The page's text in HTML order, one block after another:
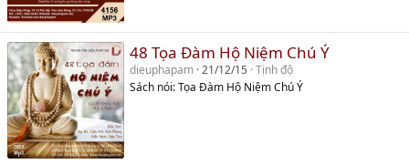
48 Tọa Đàm Hộ Niệm Chú Ý
dieuphapam 21/12/15 Tịnh độ
Sách nói: Tọa Đàm Hộ Niệm Chú Ý